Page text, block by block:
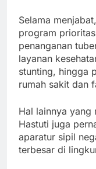
Selama
program
penanganan
layanan
stunting, hingga
rumah sakit dan
Hal lainnya yang
Hastuti juga
aparatur sipil
terbesar di